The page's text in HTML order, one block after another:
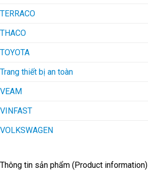
TERRACO
THACO
TOYOTA
Trang thiết bị an toàn
VEAM
VINFAST
VOLKSWAGEN
Thông tin sản phẩm (Product information)